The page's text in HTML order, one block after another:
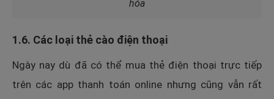
hóa
1.6. Các loại thẻ cào điện thoại
Ngày nay dù đã có thể mua thẻ điện thoại trực tiếp
trên các app thanh toán online nhưng cũng vẫn rất